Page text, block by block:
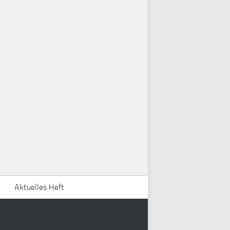
Aktuelles Heft